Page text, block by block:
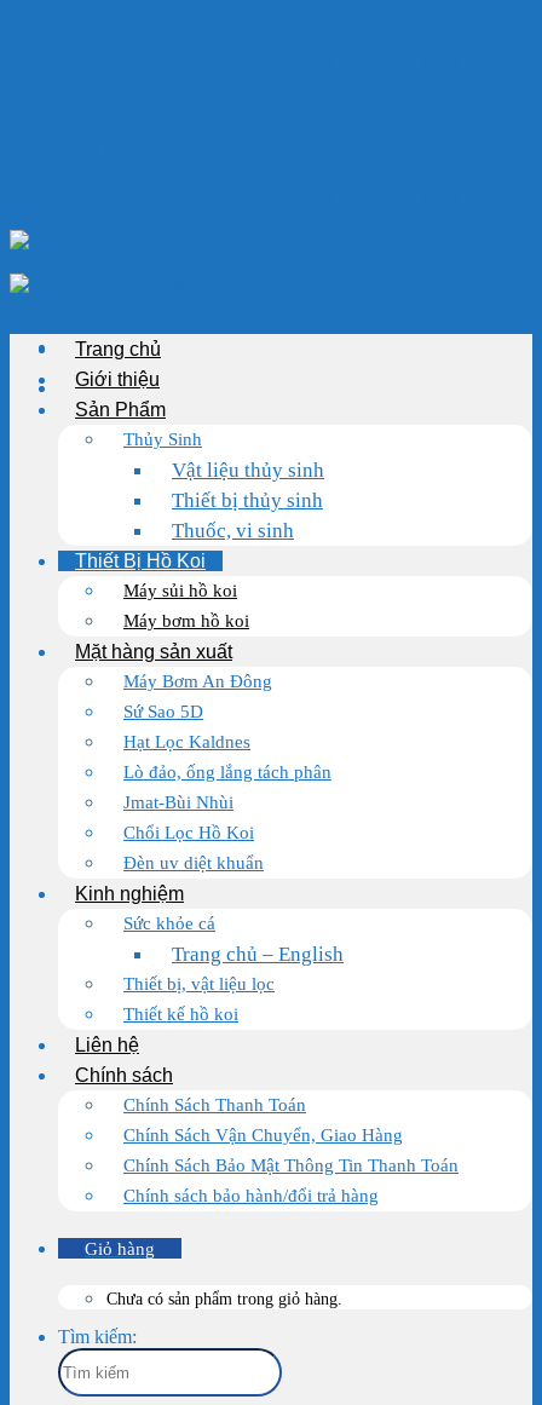
Trang chủ
Giới thiệu
Sản Phẩm
Thủy Sinh
Vật liệu thủy sinh
Thiết bị thủy sinh
Thuốc, vi sinh
Thiết Bị Hồ Koi
Máy sủi hồ koi
Máy bơm hồ koi
Mặt hàng sản xuất
Máy Bơm An Đông
Sứ Sao 5D
Hạt Lọc Kaldnes
Lò đảo, ống lắng tách phân
Jmat-Bùi Nhùi
Chổi Lọc Hồ Koi
Đèn uv diệt khuẩn
Kinh nghiệm
Sức khỏe cá
Trang chủ – English
Thiết bị, vật liệu lọc
Thiết kế hồ koi
Liên hệ
Chính sách
Chính Sách Thanh Toán
Chính Sách Vận Chuyển, Giao Hàng
Chính Sách Bảo Mật Thông Tin Thanh Toán
Chính sách bảo hành/đổi trả hàng
Giỏ hàng
Chưa có sản phẩm trong giỏ hàng.
Tìm kiếm: